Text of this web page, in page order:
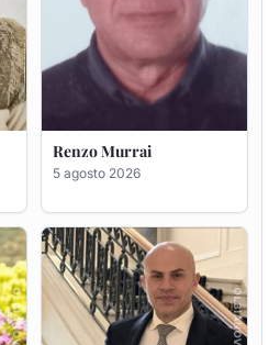
Giuseppe Saba
5 agosto 2026